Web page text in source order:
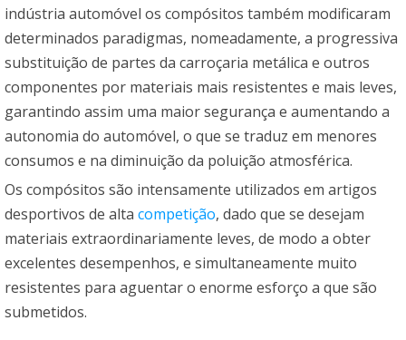
indústria automóvel os compósitos também modificaram
determinados paradigmas, nomeadamente, a progressiva
substituição de partes da carroçaria metálica e outros
componentes por materiais mais resistentes e mais leves,
garantindo assim uma maior segurança e aumentando a
autonomia do automóvel, o que se traduz em menores
consumos e na diminuição da poluição atmosférica.
Os compósitos são intensamente utilizados em artigos
desportivos de alta competição, dado que se desejam
materiais extraordinariamente leves, de modo a obter
excelentes desempenhos, e simultaneamente muito
resistentes para aguentar o enorme esforço a que são
submetidos.